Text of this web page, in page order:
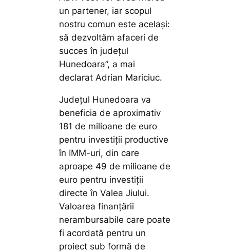
un partener, iar scopul
nostru comun este același:
să dezvoltăm afaceri de
succes în județul
Hunedoara”, a mai
declarat Adrian Mariciuc.
Județul Hunedoara va
beneficia de aproximativ
181 de milioane de euro
pentru investiții productive
în IMM-uri, din care
aproape 49 de milioane de
euro pentru investiții
directe în Valea Jiului.
Valoarea finanțării
nerambursabile care poate
fi acordată pentru un
proiect sub formă de